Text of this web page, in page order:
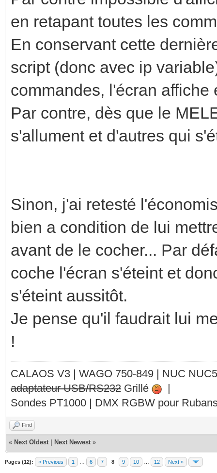
en retapant toutes les
En conservant cette
script (donc avec ip
commandes, l'écran
Par contre, dès que le
s'allument et d'autres qui
Sinon, j'ai retesté
bien a condition de lui
avant de le cocher... Par
coche l'écran s'éteint et
s'éteint aussitôt.
Je pense qu'il faudrait lui
!
CALAOS V3 | WAGO 750-849 | NUC
adaptateur USB/RS232 Grillé
|
Sondes PT1000 | DMX RGBW pour
Find
« Next Oldest Next Newest »
Pages (12): « Previous 1 6 7 8 9 10 12 Next »